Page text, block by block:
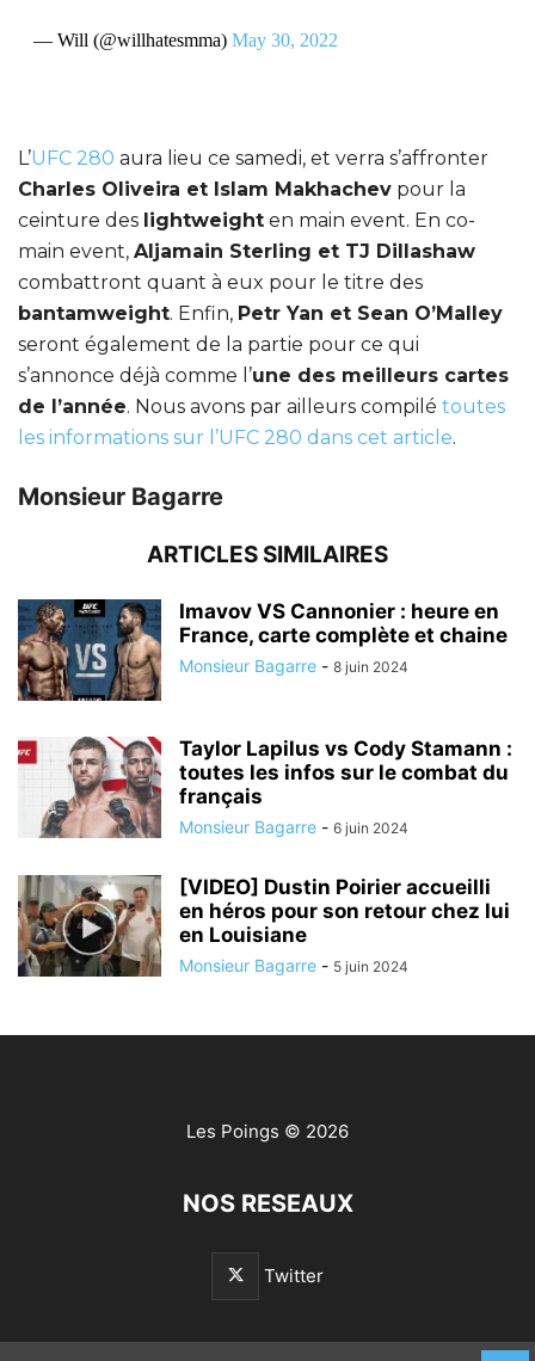
— Will (@willhatesmma) May 30, 2022
L’UFC 280 aura lieu ce samedi, et verra s’affronter
Charles Oliveira et Islam Makhachev pour la
ceinture des lightweight en main event. En co-
main event, Aljamain Sterling et TJ Dillashaw
combattront quant à eux pour le titre des
bantamweight. Enfin, Petr Yan et Sean O’Malley
seront également de la partie pour ce qui
s’annonce déjà comme l’une des meilleurs cartes
de l’année. Nous avons par ailleurs compilé toutes
les informations sur l’UFC 280 dans cet article.
Monsieur Bagarre
ARTICLES SIMILAIRES
Imavov VS Cannonier : heure en
France, carte complète et chaine
Monsieur Bagarre - 8 juin 2024
Taylor Lapilus vs Cody Stamann :
toutes les infos sur le combat du
français
Monsieur Bagarre - 6 juin 2024
[VIDEO] Dustin Poirier accueilli
en héros pour son retour chez lui
en Louisiane
Monsieur Bagarre - 5 juin 2024
Les Poings © 2026
NOS RESEAUX
Twitter